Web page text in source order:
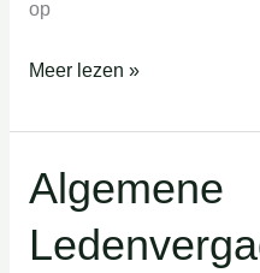
op
Meer lezen »
Algemene
Algemene
Ledenvergadering
VTV